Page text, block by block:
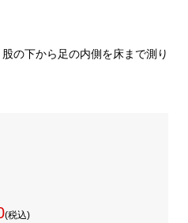
の下から足の内側を床まで測り
(税込)